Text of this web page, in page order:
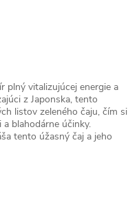
plný vitalizujúcej energie a
z Japonska, tento
listov zeleného čaju, čím si
blahodárne účinky.
tento úžasný čaj a jeho